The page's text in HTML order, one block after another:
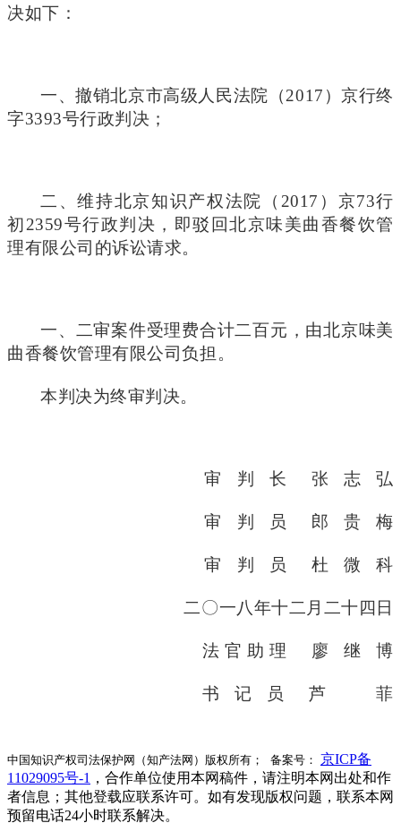
决如下：
一、撤销北京市高级人民法院（2017）京行终
字3393号行政判决；
二、维持北京知识产权法院（2017）京73行
初2359号行政判决，即驳回北京味美曲香餐饮管
理有限公司的诉讼请求。
一、二审案件受理费合计二百元，由北京味美
曲香餐饮管理有限公司负担。
本判决为终审判决。
审 判 长 张 志 弘
审 判 员 郎 贵 梅
审 判 员 杜 微 科
二〇一八年十二月二十四日
法 官 助 理 廖 继 博
书 记 员 芦 菲
中国知识产权司法保护网（知产法网）版权所有； 备案号： 京ICP备
11029095号-1 ，合作单位使用本网稿件，请注明本网出处和作
者信息；其他登载应联系许可。如有发现版权问题，联系本网
预留电话24小时联系解决。